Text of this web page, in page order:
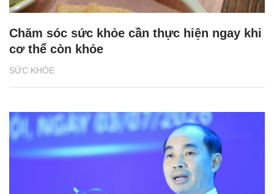
SỨC KHỎE
Chăm sóc sức khỏe cần thực hiện ngay khi
cơ thể còn khỏe